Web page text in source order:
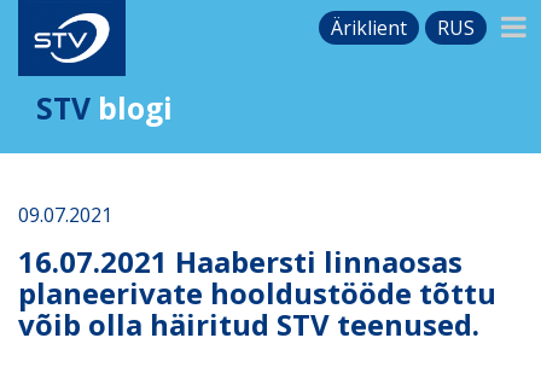
Äriklient RUS
STV blogi
09.07.2021
16.07.2021 Haabersti linnaosas
planeerivate hooldustööde tõttu
võib olla häiritud STV teenused.